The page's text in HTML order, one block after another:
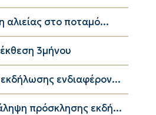
αλιείας στο ποταμό...
3μήνου
ενδιαφέρον...
πρόσκλησης εκδή...